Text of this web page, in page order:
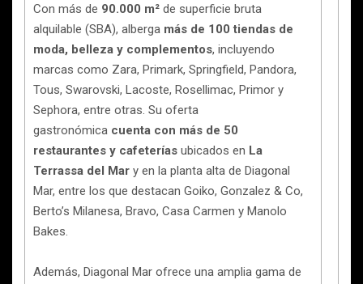
Con más de 90.000 m² de superficie bruta
alquilable (SBA), alberga más de 100 tiendas de
moda, belleza y complementos, incluyendo
marcas como Zara, Primark, Springfield, Pandora,
Tous, Swarovski, Lacoste, Rosellimac, Primor y
Sephora, entre otras. Su oferta
gastronómica cuenta con más de 50
restaurantes y cafeterías ubicados en La
Terrassa del Mar y en la planta alta de Diagonal
Mar, entre los que destacan Goiko, Gonzalez & Co,
Berto’s Milanesa, Bravo, Casa Carmen y Manolo
Bakes.
Además, Diagonal Mar ofrece una amplia gama de